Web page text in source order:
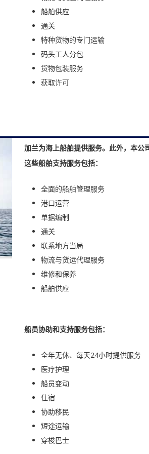
船舶供应
通关
特种货物的专门运输
码头工人分包
货物包装服务
获取许可
加兰为海上船舶提供服务。此外，本公
这些船舶支持服务包括：
全面的船舶管理服务
港口运营
单据编制
通关
联系地方当局
物流与货运代理服务
维修和保养
船舶供应
船员协助和支持服务包括：
全年无休、每天24小时提供服务
医疗护理
船员变动
住宿
协助移民
短途运输
穿梭巴士